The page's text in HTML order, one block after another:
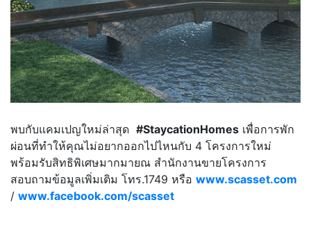
พบกับแคมเปญใหม่ล่าสุด #StaycationHomes เพื่อการพัก
ผ่อนที่ทำให้คุณไม่อยากออกไปไหนกับ 4 โครงการใหม่
พร้อมรับสิทธิพิเศษมากมายณ สำนักงานขายโครงการ
สอบถามข้อมูลเพิ่มเติม โทร.1749 หรือ www.scasset.com
/ www.facebook.com/scasset